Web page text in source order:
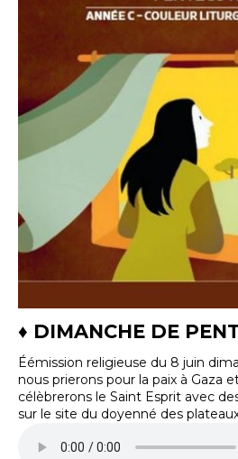
♦ DIMANCHE DE
Éémission religieuse du 8 juin
nous prierons pour la paix à Gaza
célèbrerons le Saint Esprit avec
sur le site du doyenné des